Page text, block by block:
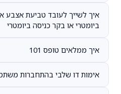
איך לשייך לעובד טביעת אצבע
ביומטרי או בקר כניסה ביומטרי
איך ממלאים טופס 101
אימות דו שלבי בהתחברות